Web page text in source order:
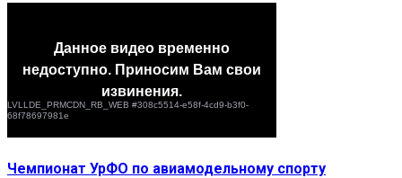
Чемпионат УрФО по авиамодельному спорту